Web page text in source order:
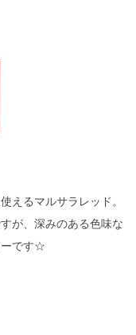
えるマルサラレッド。
が、深みのある色味な
ーです☆